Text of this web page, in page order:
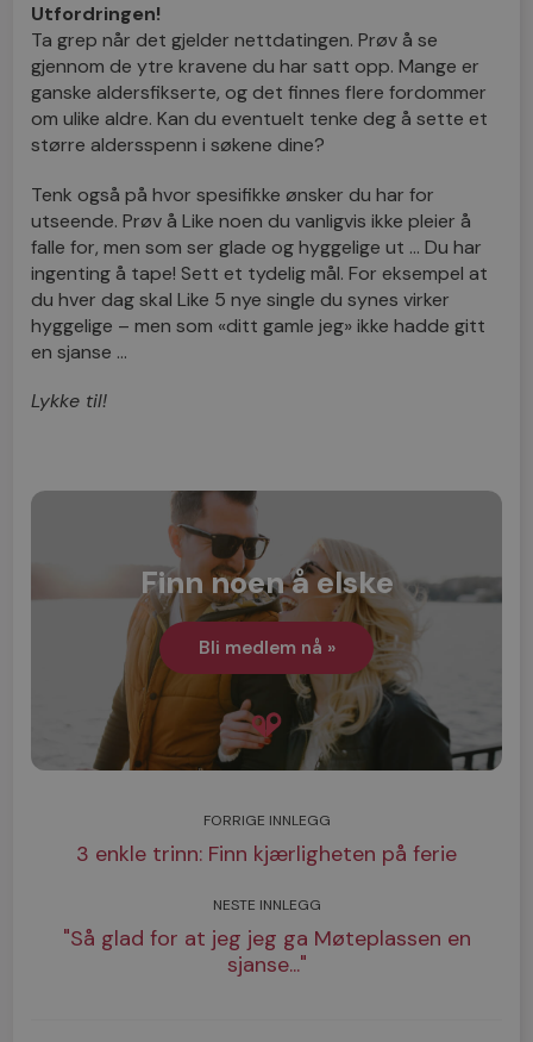
Utfordringen!
Ta grep når det gjelder nettdatingen. Prøv å se
gjennom de ytre kravene du har satt opp. Mange er
ganske aldersfikserte, og det finnes flere fordommer
om ulike aldre. Kan du eventuelt tenke deg å sette et
større aldersspenn i søkene dine?
Tenk også på hvor spesifikke ønsker du har for
utseende. Prøv å Like noen du vanligvis ikke pleier å
falle for, men som ser glade og hyggelige ut … Du har
ingenting å tape! Sett et tydelig mål. For eksempel at
du hver dag skal Like 5 nye single du synes virker
hyggelige – men som «ditt gamle jeg» ikke hadde gitt
en sjanse …
Lykke til!
Finn noen å elske
Bli medlem nå »
FORRIGE INNLEGG
3 enkle trinn: Finn kjærligheten på ferie
NESTE INNLEGG
"Så glad for at jeg jeg ga Møteplassen en
sjanse..."